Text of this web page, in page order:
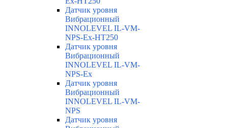
Датчик уровня
Вибрационный
INNOLEVEL IL-VM-
NPS-Ex-HT250
Датчик уровня
Вибрационный
INNOLEVEL IL-VM-
NPS-Ex
Датчик уровня
Вибрационный
INNOLEVEL IL-VM-
NPS
Датчик уровня